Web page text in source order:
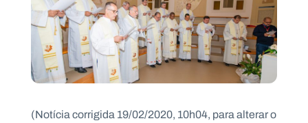
(Notícia corrigida 19/02/2020, 10h04, para alterar o